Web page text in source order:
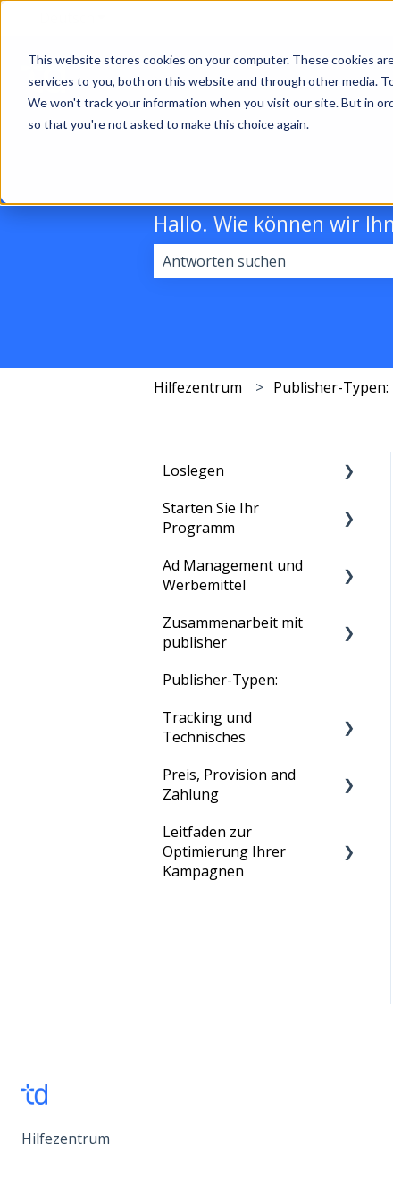
This website stores cookies on your computer. These cookies
services to you, both on this website and through other media.
We won't track your information when you visit our site. But in
so that you're not asked to make this choice again.
Hallo. Wie können wir
Hilfezentrum Publisher-Typen:
Loslegen
Bevor du anfängst
Tracking-Setup, um Ihr
schalten
Starten Sie Ihr
Programm
Ihr Programm ausführen
Ad Management und
Werbemittel
Produkt Feeds
Voucher und Discounts
HTML Ads
Zusammenarbeit mit
publisher
Tradedoublers Netzwerk
Affiliate Rekrutierung
Publisher-Typen:
Tracking und
Technisches
Statistiken
Technisches
Preis, Provision and
Zahlung
Monatliche Gebühr
Zahlungen
Leitfaden zur
Optimierung Ihrer
Kampagnen
Hilfezentrum